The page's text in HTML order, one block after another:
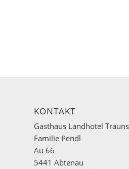
KONTAKT
Gasthaus Landhotel
Familie Pendl
Au 66
5441 Abtenau